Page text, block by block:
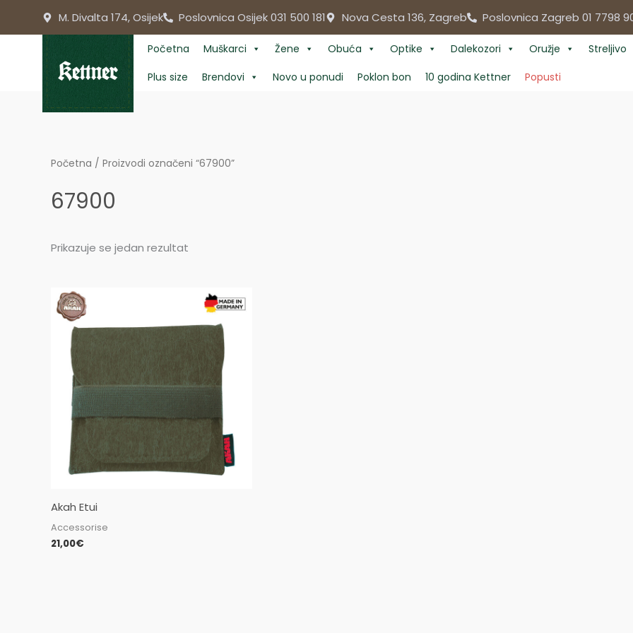
M. Divalta 174, Osijek Poslovnica Osijek 031 500 181 Nova Cesta 136, Zagreb Poslovnica Zagreb 01 7798
Početna Muškarci Žene Obuća Optike Dalekozori Oružje Streljivo
Plus size
Brendovi Novo u ponudi Poklon bon 10 godina Kettner Popusti
Početna / Proizvodi označeni “67900”
67900
Prikazuje se jedan rezultat
Akah Etui
Accessorise
21,00€